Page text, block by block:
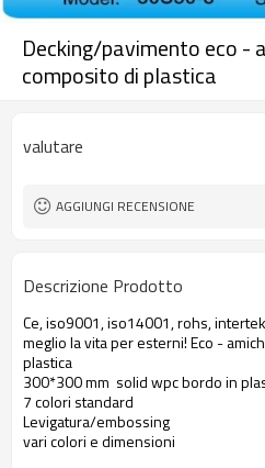
Decking/pavimento eco -
composito di plastica
valutare
AGGIUNGI RECENSIONE
Descrizione Prodotto
Ce, iso9001, iso14001, rohs,
meglio la vita per esterni! Eco -
plastica
300*300 mm solid wpc bordo in
7 colori standard
Levigatura/embossing
vari colori e dimensioni